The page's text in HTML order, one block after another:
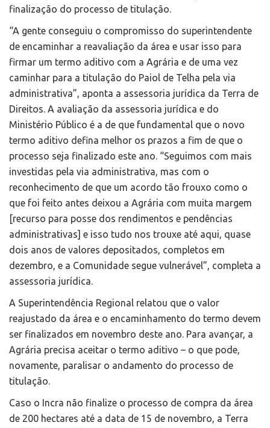
finalização do processo de titulação.
“A gente conseguiu o compromisso do superintendente
de encaminhar a reavaliação da área e usar isso para
firmar um termo aditivo com a Agrária e de uma vez
caminhar para a titulação do Paiol de Telha pela via
administrativa”, aponta a assessoria jurídica da Terra de
Direitos. A avaliação da assessoria jurídica e do
Ministério Público é a de que fundamental que o novo
termo aditivo defina melhor os prazos a fim de que o
processo seja finalizado este ano. “Seguimos com mais
investidas pela via administrativa, mas com o
reconhecimento de que um acordo tão frouxo como o
que foi feito antes deixou a Agrária com muita margem
[recurso para posse dos rendimentos e pendências
administrativas] e isso tudo nos trouxe até aqui, quase
dois anos de valores depositados, completos em
dezembro, e a Comunidade segue vulnerável”, completa a
assessoria jurídica.
A Superintendência Regional relatou que o valor
reajustado da área e o encaminhamento do termo devem
ser finalizados em novembro deste ano. Para avançar, a
Agrária precisa aceitar o termo aditivo – o que pode,
novamente, paralisar o andamento do processo de
titulação.
Caso o Incra não finalize o processo de compra da área
de 200 hectares até a data de 15 de novembro, a Terra